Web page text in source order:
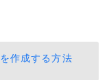
作成する方法